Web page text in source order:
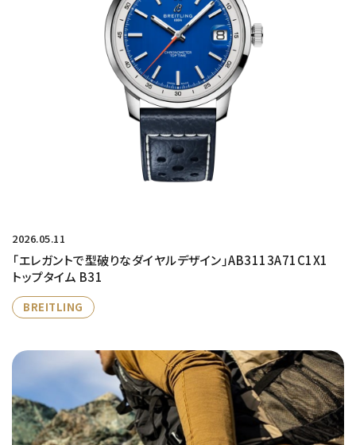
2026.05.11
「エレガントで型破りなダイヤルデザイン」AB3113A71C1X1
トップタイム B31
BREITLING